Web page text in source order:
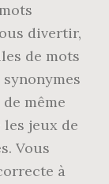
divertir,
de mots
même
jeux de
Vous
à